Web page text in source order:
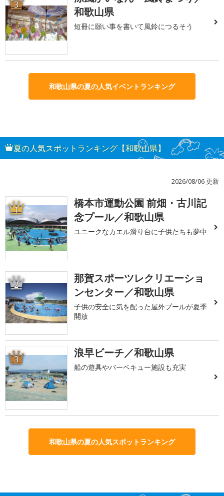
3
和歌山県
短冊に願い事を書いて風鈴につるそう
和歌山県の夏の人気イベントランキング
夏の人気スポットランキング【和歌山県】
2026/08/06 更新
1
橋本市運動公園 前畑・古川記
念プール／和歌山県
ユニークなカエル滑り台に子供たちも夢中
2
那賀スポーツレクリエーショ
ンセンター／和歌山県
子供の安全に気を配った屋外プールが夏季
開放
3 浪早ビーチ／和歌山県
船の遊具やバーベキュー施設も充実
和歌山県の夏の人気スポットランキング